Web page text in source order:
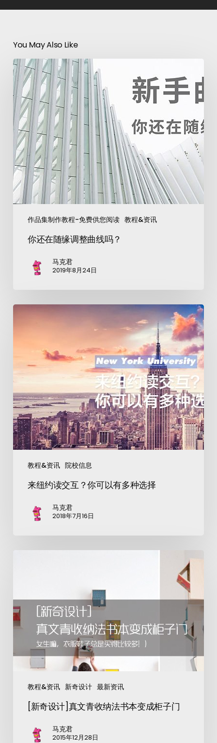
You May Also Like
作品集制作教程-免费供您阅读 教程&资讯
你还在随缘调整曲线吗？
马克君
2019年8月24日
教程&资讯 院校信息
来纽约读交互？你可以有多种选择
马克君
2018年7月16日
教程&资讯 新奇设计 最新资讯
[新奇设计]真文青收纳法书本变成柜子门
马克君
2015年12月28日